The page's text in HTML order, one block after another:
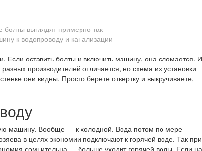
болты выглядят примерно так
Если оставить болты и включить машину, она сломается. И
производителей отличается, но схема их установки
они видны. Просто берете отвертку и выкручиваете,
машину. Вообще — к холодной. Вода потом по мере
в целях экономии подключают к горячей воде. Так при
сомнительна — больше уходит горячей воды. Если на